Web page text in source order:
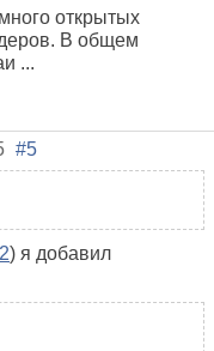
открытых
В общем
...
#5
) я добавил